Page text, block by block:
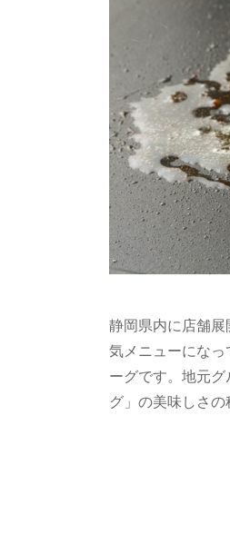
静岡県内に店舗展
気メニューにな
ーグです。地元
グ」の美味しさ